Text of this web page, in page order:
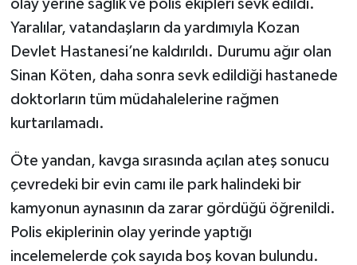
olay yerine sağlık ve polis ekipleri sevk edildi.
Yaralılar, vatandaşların da yardımıyla Kozan
Devlet Hastanesi’ne kaldırıldı. Durumu ağır olan
Sinan Köten, daha sonra sevk edildiği hastanede
doktorların tüm müdahalelerine rağmen
kurtarılamadı.
Öte yandan, kavga sırasında açılan ateş sonucu
çevredeki bir evin camı ile park halindeki bir
kamyonun aynasının da zarar gördüğü öğrenildi.
Polis ekiplerinin olay yerinde yaptığı
incelemelerde çok sayıda boş kovan bulundu.